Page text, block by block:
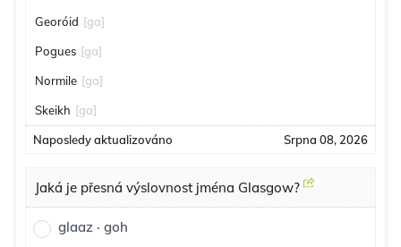
Georóid [ga]
Pogues [ga]
Normile [ga]
Skeikh [ga]
Naposledy aktualizováno Srpna 08, 2026
Jaká je přesná výslovnost jména Glasgow?
glaaz · goh